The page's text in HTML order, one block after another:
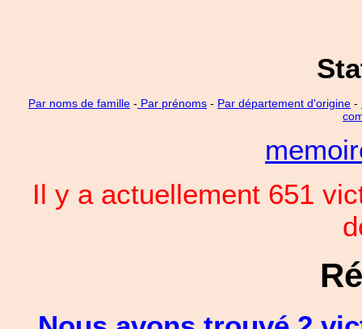
Par noms de famille - Par prénoms - Par département d'origine -
Il y a actuellement 651